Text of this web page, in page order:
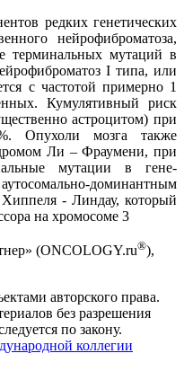
редких генетических
нейрофиброматоза,
терминальных мутаций в
I типа, или
с частотой примерно 1
Кумулятивный риск
астроцитом) при
Опухоли мозга также
Ли – Фраумени, при
мутации в гене-
доминантным
- Линдау, который
на хромосоме 3
(ONCOLOGY.ru®),
авторского права.
без разрешения
по закону.
коллегии